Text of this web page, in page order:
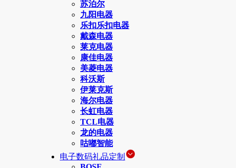
苏泊尔
九阳电器
乐扣乐扣电器
戴森电器
莱克电器
康佳电器
美菱电器
科沃斯
伊莱克斯
海尔电器
长虹电器
TCL电器
龙的电器
咕嘟智能
电子数码礼品定制